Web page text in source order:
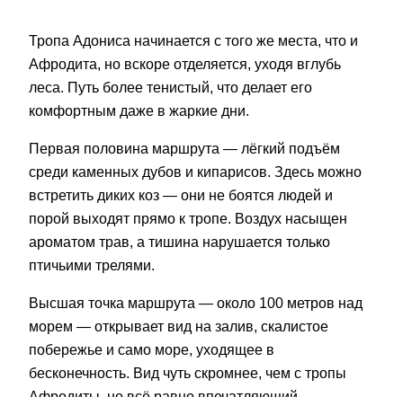
Тропа Адониса начинается с того же места, что и
Афродита, но вскоре отделяется, уходя вглубь
леса. Путь более тенистый, что делает его
комфортным даже в жаркие дни.
Первая половина маршрута — лёгкий подъём
среди каменных дубов и кипарисов. Здесь можно
встретить диких коз — они не боятся людей и
порой выходят прямо к тропе. Воздух насыщен
ароматом трав, а тишина нарушается только
птичьими трелями.
Высшая точка маршрута — около 100 метров над
морем — открывает вид на залив, скалистое
побережье и само море, уходящее в
бесконечность. Вид чуть скромнее, чем с тропы